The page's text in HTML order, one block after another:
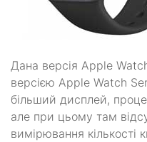
Дана версія Apple
версією Apple Watch
більший дисплей,
але при цьому там
вимірювання кількості